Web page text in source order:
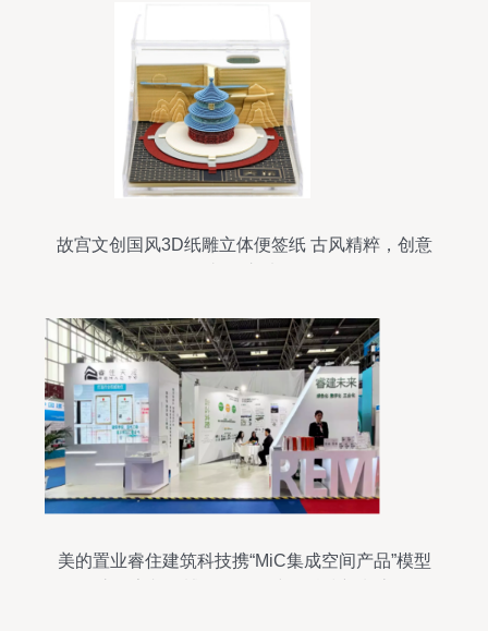
故宫文创国风3D纸雕立体便签纸 古风精粹，创意
美的置业睿住建筑科技携“MiC集成空间产品”模型